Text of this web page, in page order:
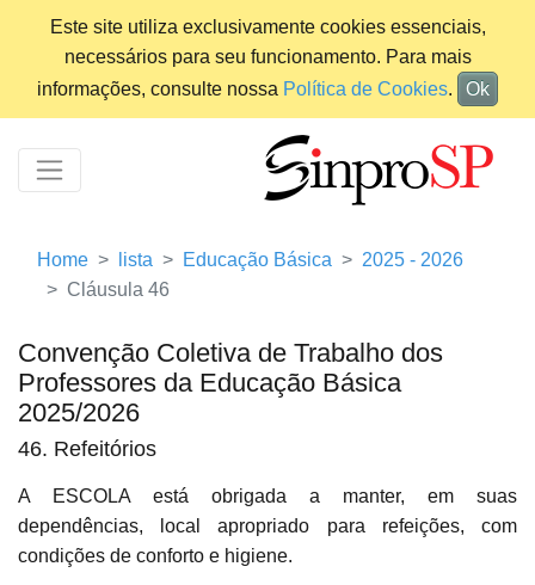
Este site utiliza exclusivamente cookies essenciais,
necessários para seu funcionamento. Para mais
informações, consulte nossa Política de Cookies. Ok
Home lista Educação Básica
2025 - 2026
Cláusula 46
Convenção Coletiva de Trabalho dos
Professores da Educação Básica
2025/2026
46. Refeitórios
A ESCOLA está obrigada a manter, em suas
dependências, local apropriado para refeições, com
condições de conforto e higiene.